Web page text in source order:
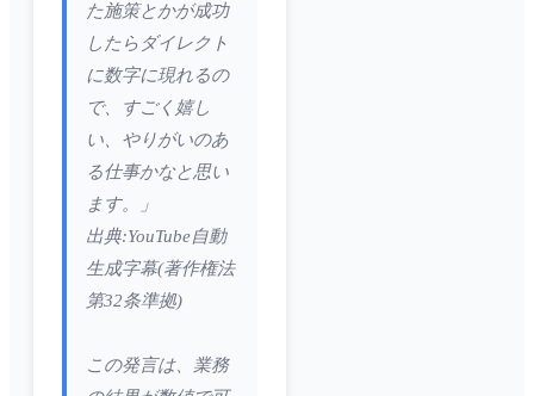
た施策とかが成功
したらダイレクト
に数字に現れるの
で、すごく嬉し
い、やりがいのあ
る仕事かなと思い
ます。」
出典:YouTube自動
生成字幕(著作権法
第32条準拠)
この発言は、業務